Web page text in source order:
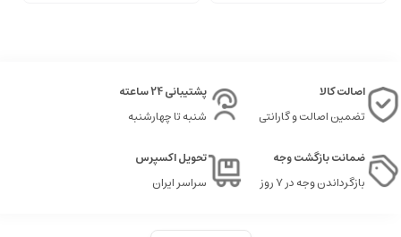
اصالت کالا
تضمین اصالت و گارانتی
پشتیبانی 24 ساعته
شنبه تا چهارشنبه
ضمانت بازگشت وجه
بازگرداندن وجه در ۷ روز
تحویل اکسپرس
سراسر ایران